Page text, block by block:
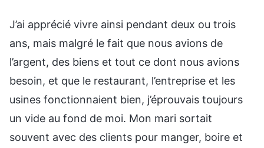
J’ai apprécié vivre ainsi pendant deux ou trois
ans, mais malgré le fait que nous avions de
l’argent, des biens et tout ce dont nous avions
besoin, et que le restaurant, l’entreprise et les
usines fonctionnaient bien, j’éprouvais toujours
un vide au fond de moi. Mon mari sortait
souvent avec des clients pour manger, boire et